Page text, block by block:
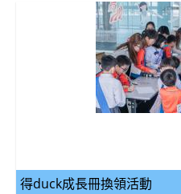
得duck成長冊換領活動